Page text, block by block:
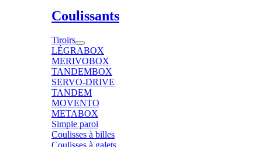
Coulissants
Tiroirs
LÉGRABOX
MERIVOBOX
TANDEMBOX
SERVO-DRIVE
TANDEM
MOVENTO
METABOX
Simple paroi
Coulisses à billes